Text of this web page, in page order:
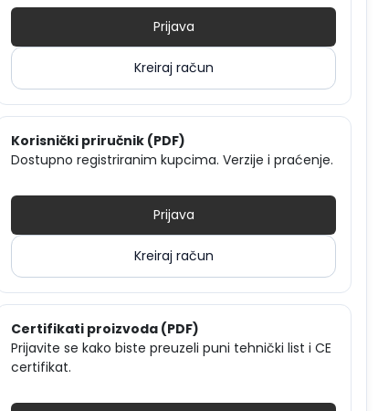
Prijava
Kreiraj račun
Korisnički priručnik (PDF)
Dostupno registriranim kupcima. Verzije i praćenje.
Prijava
Kreiraj račun
Certifikati proizvoda (PDF)
Prijavite se kako biste preuzeli puni tehnički list i CE
certifikat.